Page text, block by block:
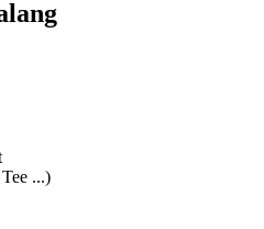
...)